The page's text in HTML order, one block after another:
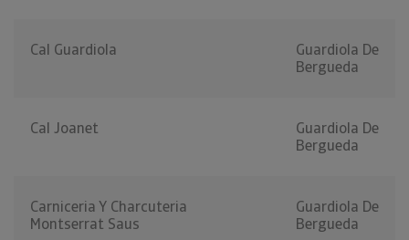
Cal Guardiola
Guardiola De
Bergueda
Cal Joanet
Guardiola De
Bergueda
Carniceria Y Charcuteria
Montserrat Saus
Guardiola De
Bergueda